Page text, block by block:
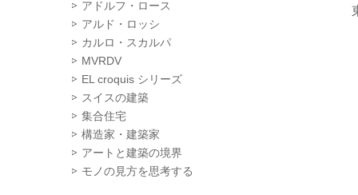
アドルフ・ロース
アルド・ロッシ
カルロ・スカルパ
MVRDV
EL croquis シリーズ
スイスの建築
集合住宅
構造家・建築家
アートと建築の境界
モノの見方を思考する